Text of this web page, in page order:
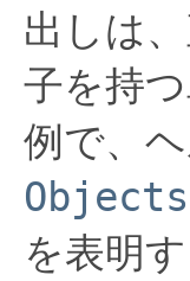
出しは
子を持
例で、
を表明